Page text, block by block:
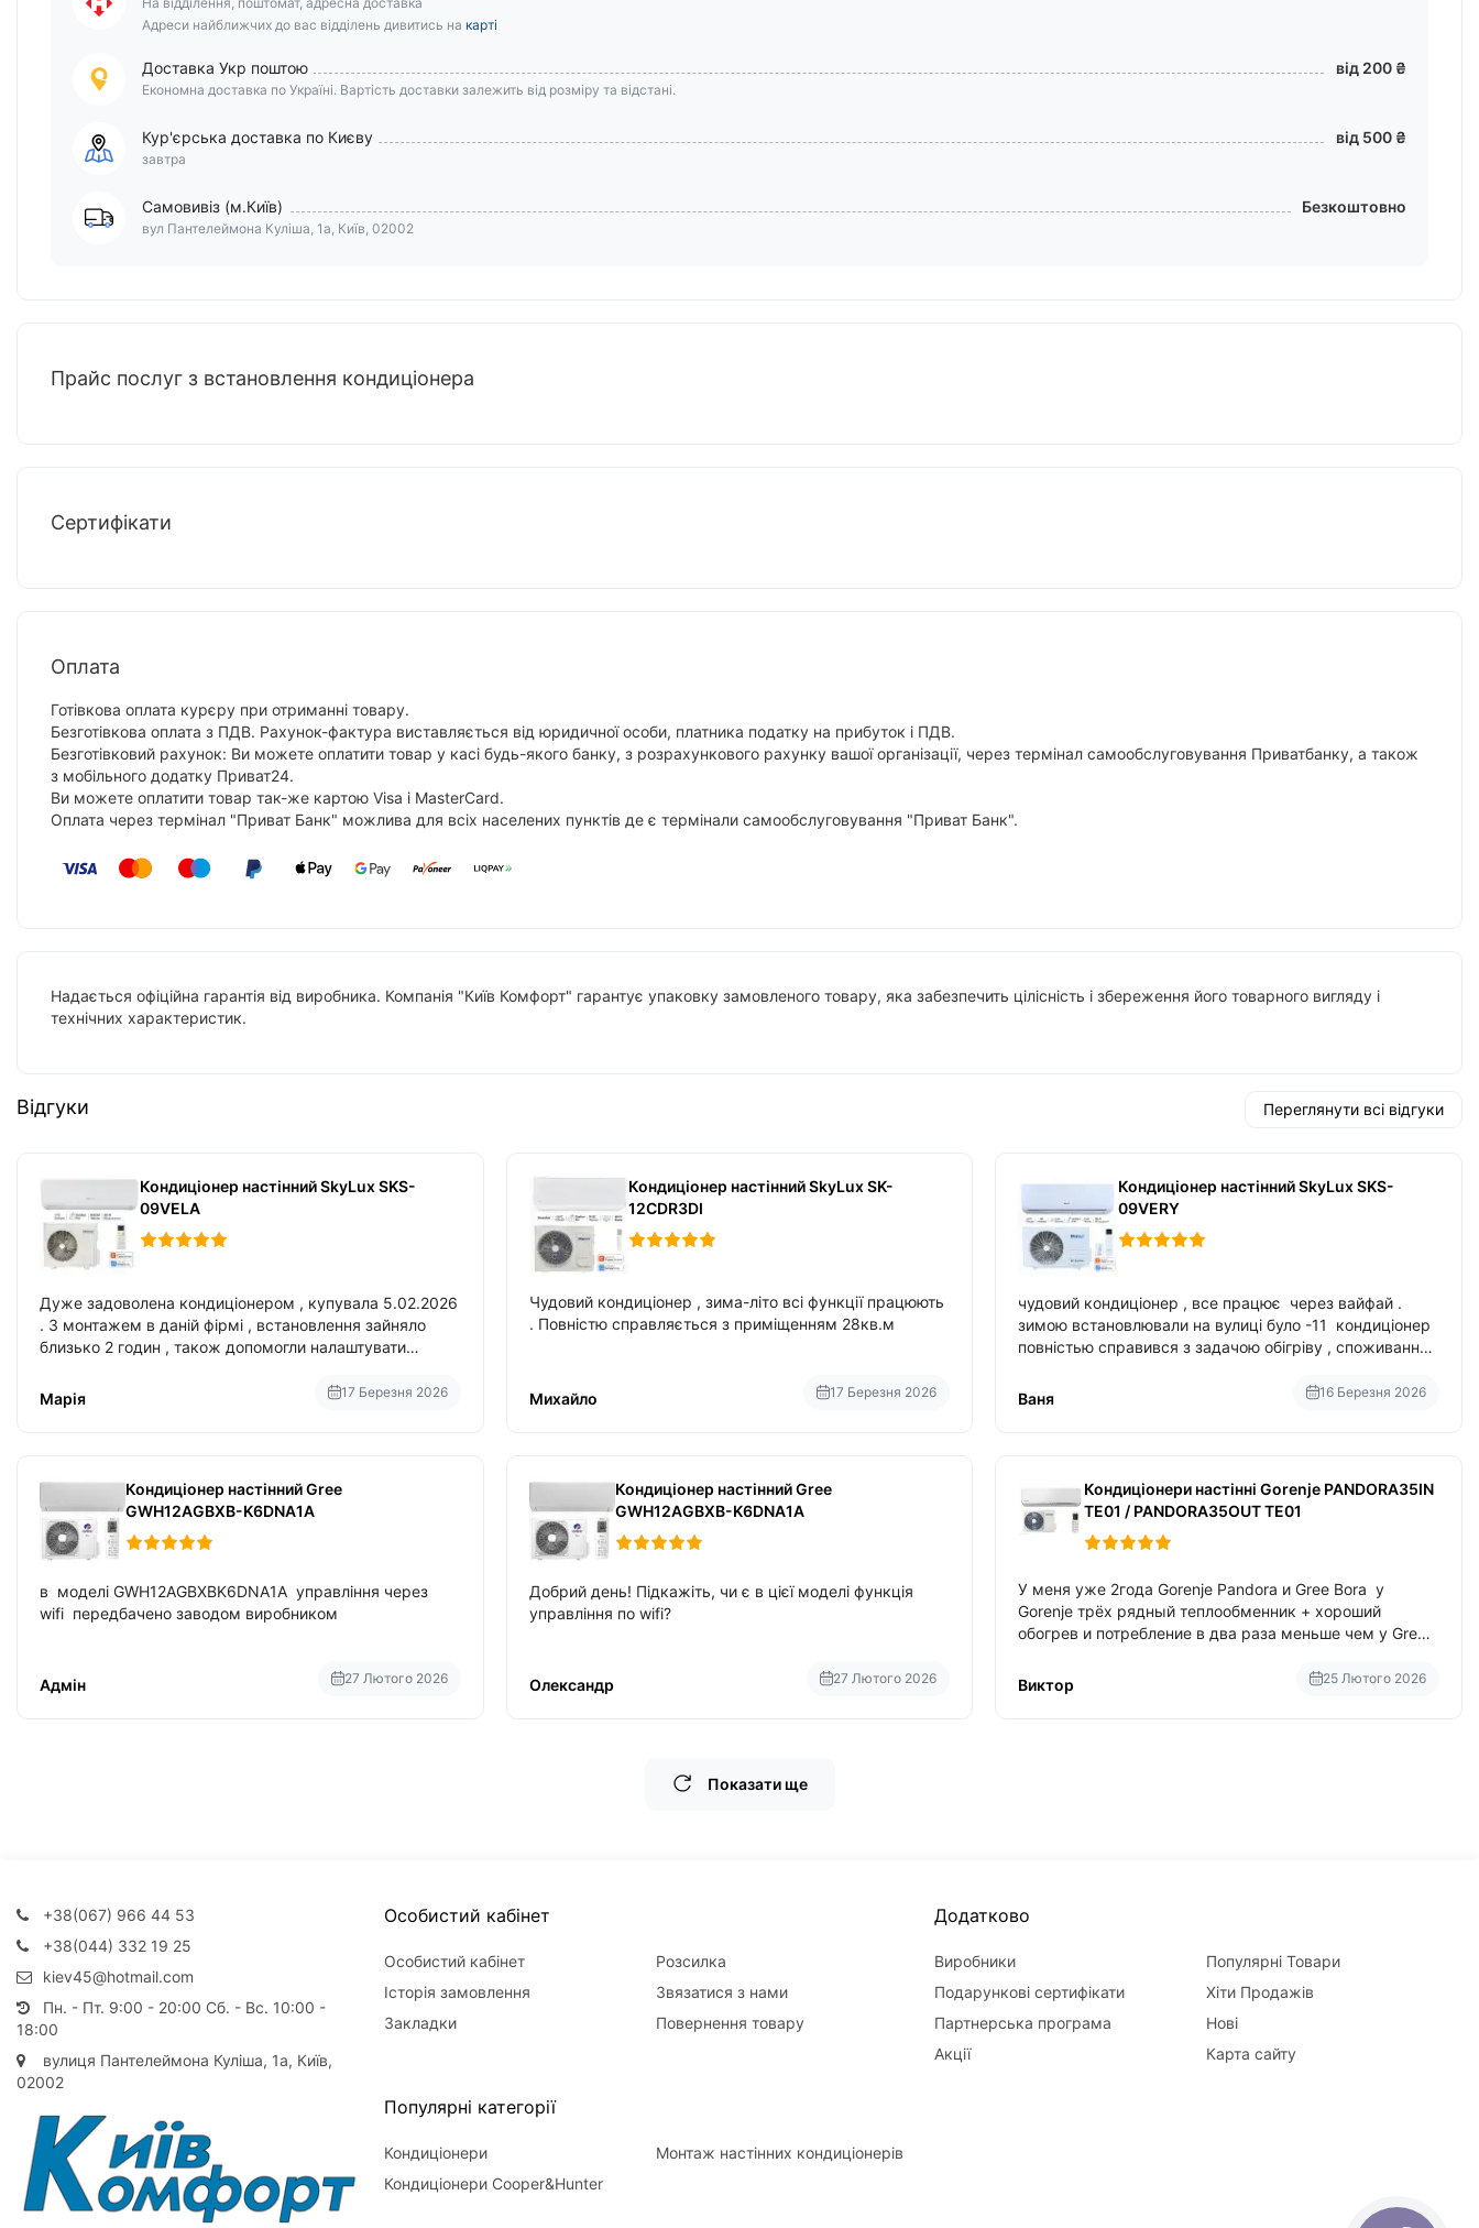
Адреси найближчих до вас відділень дивитись на карті
Доставка Укр поштою
Економна доставка по Україні. Вартість доставки залежить від розміру та відстані.
від 200 ₴
Кур'єрська доставка по Києву
завтра
від 500 ₴
Самовивіз (м.Київ)
вул Пантелеймона Куліша, 1а, Київ, 02002
Безкоштовно
Прайс послуг з встановлення кондиціонера
Сертифікати
Оплата
Готівкова оплата курєру при отриманні товару.
Безготівкова оплата з ПДВ. Рахунок-фактура виставляється від юридичної особи, платника податку на прибуток і ПДВ.
Безготівковий рахунок: Ви можете оплатити товар у касі будь-якого банку, з розрахункового рахунку вашої організації, через термінал самообслуговування Приватбанку, а також
з мобільного додатку Приват24.
Ви можете оплатити товар так-же картою Visa і MasterCard.
Оплата через термінал "Приват Банк" можлива для всіх населених пунктів де є термінали самообслуговування "Приват Банк".
Надається офіційна гарантія від виробника. Компанія "Київ Комфорт" гарантує упаковку замовленого товару, яка забезпечить цілісність і збереження його товарного вигляду і
технічних характеристик.
Відгуки Переглянути всі відгуки
Кондиціонер настінний SkyLux SKS-
09VELA
Дуже задоволена кондиціонером , купувала 5.02.2026
. З монтажем в даній фірмі , встановлення зайняло
близько 2 годин , також допомогли налаштувати
Марія
17 Березня 2026
Кондиціонер настінний SkyLux SK-
12CDR3DI
Чудовий кондиціонер , зима-літо всі функції працюють
. Повністю справляється з приміщенням 28кв.м
Михайло 17 Березня 2026
Кондиціонер настінний SkyLux SKS-
09VERY
чудовий кондиціонер , все працює через вайфай .
зимою встановлювали на вулиці було -11 кондиціонер
повністью справився з задачою обігріву , споживання
температури
Ваня 16 Березня 2026
Кондиціонер настінний Gree
GWH12AGBXB-K6DNA1A
в моделі GWH12AGBXBK6DNA1A управління через
wifi передбачено заводом виробником
Адмін 27 Лютого 2026
Кондиціонер настінний Gree
GWH12AGBXB-K6DNA1A
Добрий день! Підкажіть, чи є в цієї моделі функція
управління по wifi?
Олександр 27 Лютого 2026
Кондиціонери настінні Gorenje PANDORA35IN
TE01 / PANDORA35OUT TE01
У меня уже 2года Gorenje Pandora и Gree Bora у
Gorenje трёх рядный теплообменник + хороший
обогрев и потребление в два раза меньше чем у Gree
малолитражка с паркетником ре
Виктор 25 Лютого 2026
Показати ще
+38(067) 966 44 53
+38(044) 332 19 25
kiev45@hotmail.com
Пн. - Пт. 9:00 - 20:00 Сб. - Вс. 10:00 -
18:00
вулиця Пантелеймона Куліша, 1а, Київ,
02002
Особистий кабінет
Особистий кабінет
Історія замовлення
Закладки
Розсилка
Звязатися з нами
Повернення товару
Додатково
Виробники
Подарункові сертифікати
Партнерська програма
Акції
Популярні Товари
Хіти Продажів
Нові
Карта сайту
Популярні категорії
Кондиціонери
Кондиціонери Cooper&Hunter
Монтаж настінних кондиціонерів